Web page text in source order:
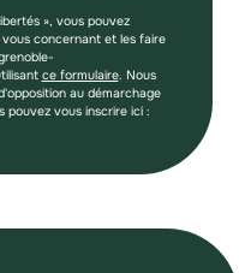
», vous pouvez
concernant et les faire
ce formulaire. Nous
au démarchage
pouvez vous inscrire ici :